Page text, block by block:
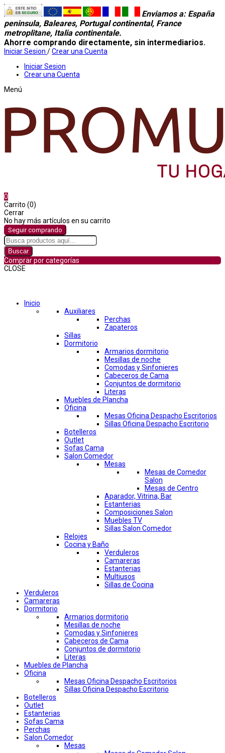
Enviamos a: España
peninsula, Baleares, Portugal continental, France
metroplitane, Italia continentale.
Ahorre comprando directamente, sin intermediarios.
Iniciar Sesion /Crear una Cuenta
Iniciar Sesion
Crear una Cuenta
Menú
0
Carrito (0)
Cerrar
No hay más artículos en su carrito
Seguir comprando
Buscar
Comprar por categorías
CLOSE
Inicio
Auxiliares
Perchas
Zapateros
Sillas
Dormitorio
Armarios dormitorio
Mesillas de noche
Comodas y Sinfonieres
Cabeceros de Cama
Conjuntos de dormitorio
Literas
Muebles de Plancha
Oficina
Mesas Oficina Despacho Escritorios
Sillas Oficina Despacho Escritorio
Botelleros
Outlet
Sofas Cama
Salon Comedor
Mesas
Mesas de Comedor
Salon
Mesas de Centro
Aparador, Vitrina, Bar
Estanterias
Composiciones Salon
Muebles TV
Sillas Salon Comedor
Relojes
Cocina y Baño
Verduleros
Camareras
Estanterias
Multiusos
Sillas de Cocina
Verduleros
Camareras
Dormitorio
Armarios dormitorio
Mesillas de noche
Comodas y Sinfonieres
Cabeceros de Cama
Conjuntos de dormitorio
Literas
Muebles de Plancha
Oficina
Mesas Oficina Despacho Escritorios
Sillas Oficina Despacho Escritorio
Botelleros
Outlet
Estanterias
Sofas Cama
Perchas
Salon Comedor
Mesas